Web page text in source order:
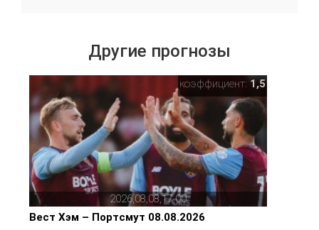
Другие прогнозы
2026,08,08,17,00
коэффициент: 1,5
Вест Хэм – Портсмут 08.08.2026